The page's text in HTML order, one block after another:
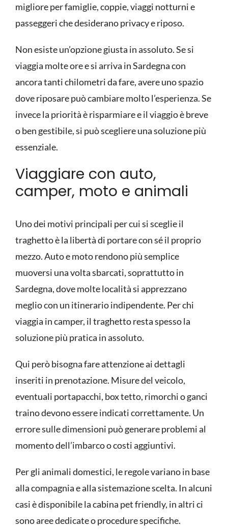
migliore per famiglie, coppie, viaggi notturni e
passeggeri che desiderano privacy e riposo.
Non esiste un’opzione giusta in assoluto. Se si
viaggia molte ore e si arriva in Sardegna con
ancora tanti chilometri da fare, avere uno spazio
dove riposare può cambiare molto l’esperienza. Se
invece la priorità è risparmiare e il viaggio è breve
o ben gestibile, si può scegliere una soluzione più
essenziale.
Viaggiare con auto,
camper, moto e animali
Uno dei motivi principali per cui si sceglie il
traghetto è la libertà di portare con sé il proprio
mezzo. Auto e moto rendono più semplice
muoversi una volta sbarcati, soprattutto in
Sardegna, dove molte località si apprezzano
meglio con un itinerario indipendente. Per chi
viaggia in camper, il traghetto resta spesso la
soluzione più pratica in assoluto.
Qui però bisogna fare attenzione ai dettagli
inseriti in prenotazione. Misure del veicolo,
eventuali portapacchi, box tetto, rimorchi o ganci
traino devono essere indicati correttamente. Un
errore sulle dimensioni può generare problemi al
momento dell’imbarco o costi aggiuntivi.
Per glianimali domestici, le regole variano in base
alla compagnia e alla sistemazione scelta. In alcuni
casi è disponibile la cabina pet friendly, in altri ci
sono aree dedicate o procedure specifiche.